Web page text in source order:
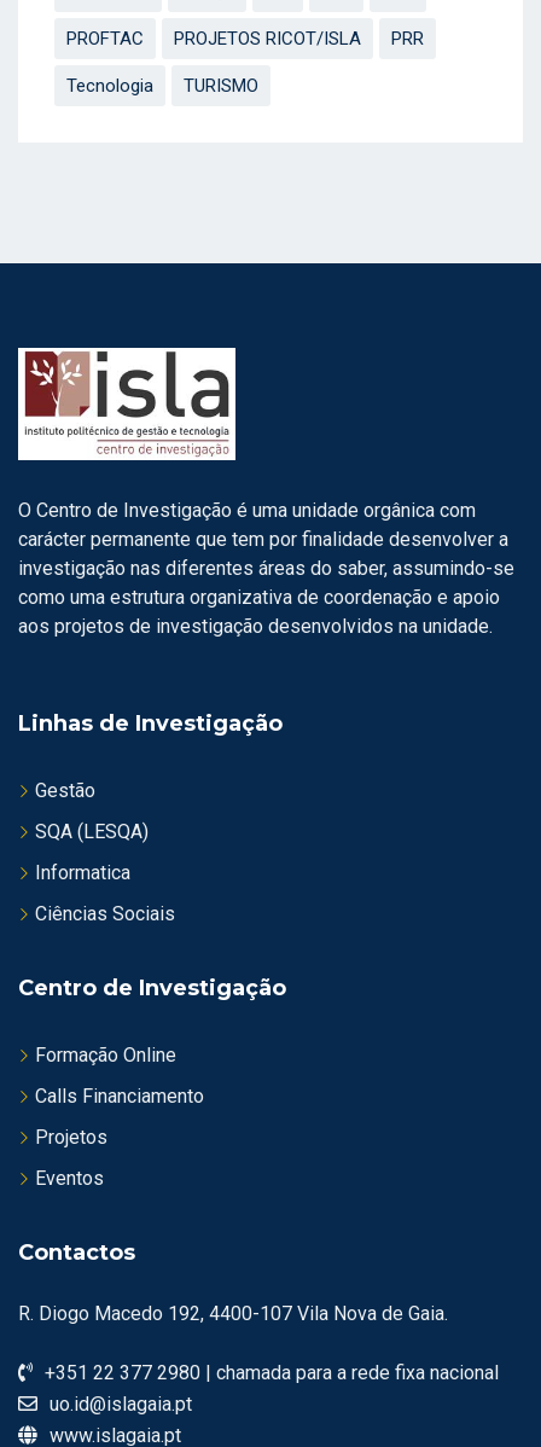
PROFTAC PROJETOS RICOT/ISLA PRR
Tecnologia TURISMO
O Centro de Investigação é uma unidade orgânica com
carácter permanente que tem por finalidade desenvolver a
investigação nas diferentes áreas do saber, assumindo-se
como uma estrutura organizativa de coordenação e apoio
aos projetos de investigação desenvolvidos na unidade.
Linhas de Investigação
Gestão
SQA (LESQA)
Informatica
Ciências Sociais
Centro de Investigação
Formação Online
Calls Financiamento
Projetos
Eventos
Contactos
R. Diogo Macedo 192, 4400-107 Vila Nova de Gaia.
+351 22 377 2980 | chamada para a rede fixa nacional
uo.id@islagaia.pt
www.islagaia.pt